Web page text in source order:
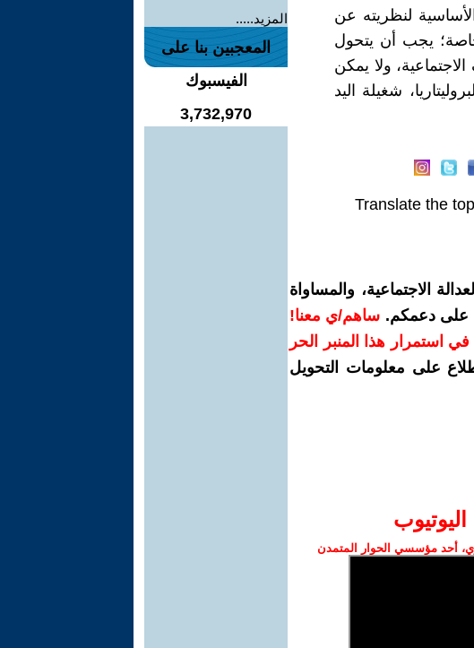
لنظريته عن
يجب أن يتحول
ولا يمكن
شغيلة اليد
Translate the
الاجتماعية، والمساواة
على دعمكم. ساهم/ي معنا!
في استمرار هذا المنبر الحر
على معلومات التحويل
أحد مؤسسي الحوار المتمدن
المزيد.....
المعجبين بنا على
الفيسبوك
3,732,970